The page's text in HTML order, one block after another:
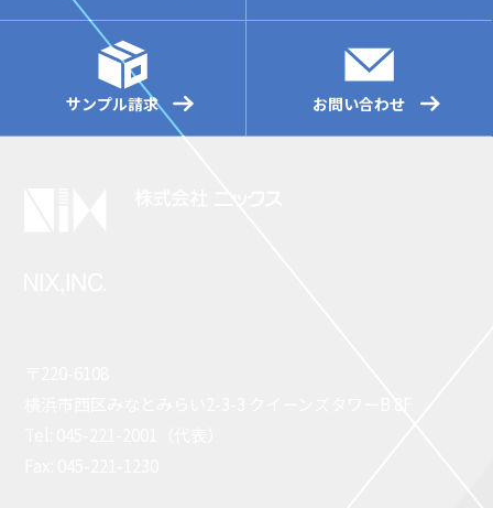
サンプル請求 お問い合わせ